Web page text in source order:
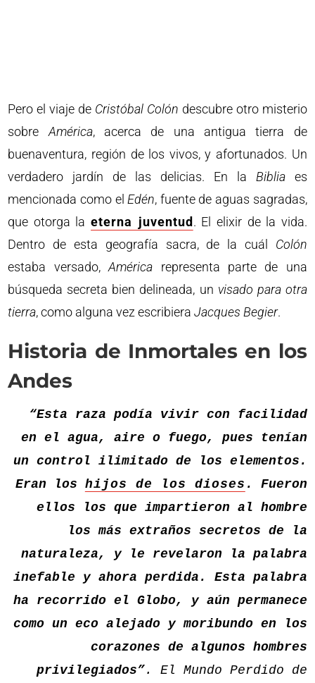
Pero el viaje de Cristóbal Colón descubre otro misterio
sobre América, acerca de una antigua tierra de
buenaventura, región de los vivos, y afortunados. Un
verdadero jardín de las delicias. En la Bibliaes
mencionada como el Edén, fuente de aguas sagradas,
que otorga laeterna juventud . El elixir de la vida.
Dentro de esta geografía sacra, de la cuál Colón
estaba versado,América representa parte de una
búsqueda secreta bien delineada, un visado para otra
tierra, como alguna vez escribieraJacques Begier.
Historia de Inmortales en los
Andes
“Esta raza podía vivir con facilidad
en el agua, aire o fuego, pues tenían
un control ilimitado de los elementos.
Eran los hijos de los dioses . Fueron
ellos los que impartieron al hombre
los más extraños secretos de la
naturaleza, y le revelaron la palabra
inefable y ahora perdida. Esta palabra
ha recorrido el Globo, y aún permanece
como un eco alejado y moribundo en los
corazones de algunos hombres
privilegiados”. El Mundo Perdido de